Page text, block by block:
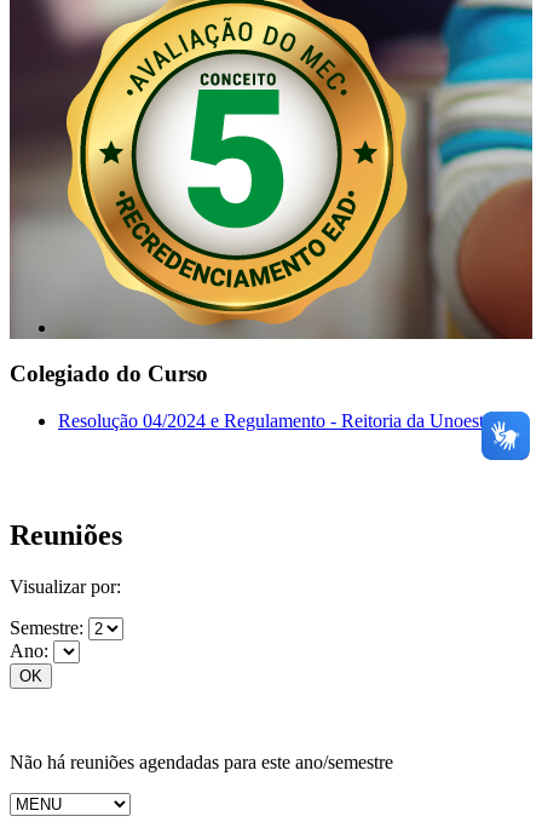
Colegiado do Curso
Resolução 04/2024 e Regulamento - Reitoria da Unoeste
Reuniões
Visualizar por:
Semestre:
Ano:
Não há reuniões agendadas para este ano/semestre